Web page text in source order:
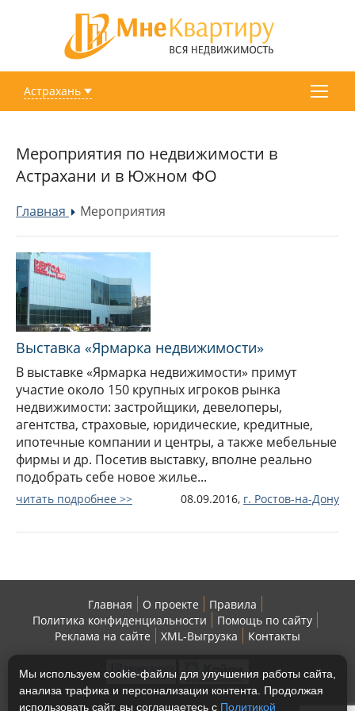
Астрахань
Мероприятия по недвижимости в
Астрахани и в Южном ФО
Главная »Мероприятия
Выставка «Ярмарка недвижимости»
В выставке «Ярмарка недвижимости» примут
участие около 150 крупных игроков рынка
недвижимости: застройщики, девелоперы,
агентства, страховые, юридические, кредитные,
ипотечные компании и центры, а также мебельные
фирмы и др. Посетив выставку, вполне реально
подобрать себе новое жилье...
читать подробнее >> 08.09.2016, г. Ростов-на-Дону
Главная О проекте
Правила
Политика конфиденциальности
Помощь по сайту
Реклама на сайте
XML-Выгрузка Контакты
Мы используем cookie-файлы для улучшения работы сайта,
анализа трафика и персонализации контента. Продолжая
использовать сайт, вы соглашаетесь с Политикой